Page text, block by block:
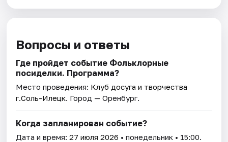
Вопросы и ответы
Где пройдет событие Фольклорные
посиделки. Программа?
Место проведения: Клуб досуга и творчества
г.Соль-Илецк. Город — Оренбург.
Когда запланирован событие?
Дата и время:27 июля 2026 • понедельник • 15:00.